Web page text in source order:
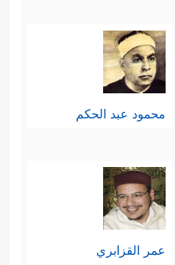
محمود عبد الحكم
عمر القزابري